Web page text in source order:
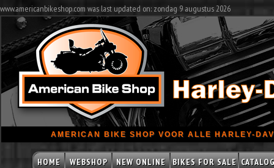
www.americanbikeshop.com was last updated on: zondag 9 augustus 2026
AMERICAN BIKE SHOP VOOR ALLE HARLEY-
HOME WEBSHOP NEW ONLINE BIKES FOR SALE